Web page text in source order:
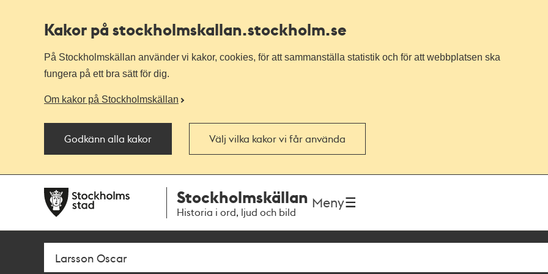
Kakor på stockholmskallan.stockholm.se
På Stockholmskällan använder vi kakor, cookies, för att sammanställa statistik och för att webbplatsen ska
fungera på ett bra sätt för dig.
Om kakor på Stockholmskällan
Godkänn alla kakor Välj vilka kakor vi får använda
navigationen
huvudinnehållet
Stockholmskällan
Historia i ord, ljud och bild
Meny
Sök